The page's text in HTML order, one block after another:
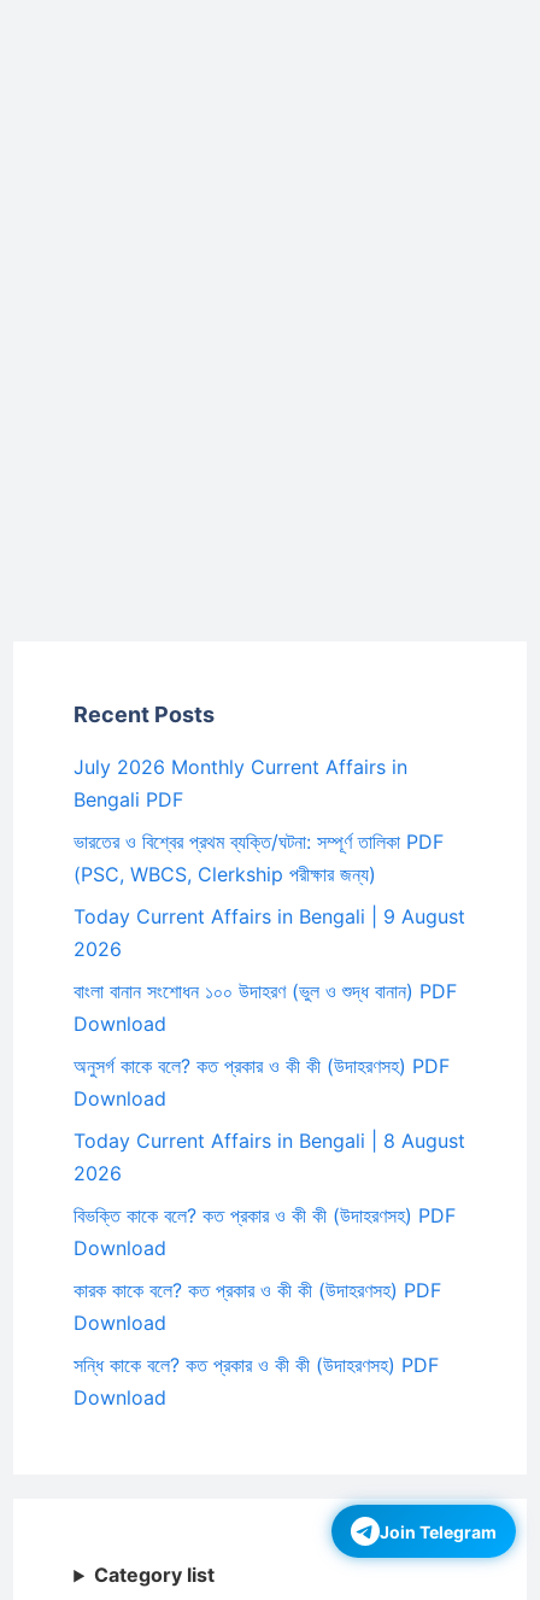
Recent Posts
July 2026 Monthly Current Affairs in
Bengali PDF
ভারতের ও বিশ্বের প্রথম ব্যক্তি/ঘটনা: সম্পূর্ণ তালিকা PDF
(PSC, WBCS, Clerkship পরীক্ষার জন্য)
Today Current Affairs in Bengali | 9 August
2026
বাংলা বানান সংশোধন ১০০ উদাহরণ (ভুল ও শুদ্ধ বানান) PDF
Download
অনুসর্গ কাকে বলে? কত প্রকার ও কী কী (উদাহরণসহ) PDF
Download
Today Current Affairs in Bengali | 8 August
2026
বিভক্তি কাকে বলে? কত প্রকার ও কী কী (উদাহরণসহ) PDF
Download
কারক কাকে বলে? কত প্রকার ও কী কী (উদাহরণসহ) PDF
Download
সন্ধি কাকে বলে? কত প্রকার ও কী কী (উদাহরণসহ) PDF
Download
Category list
Join Telegram